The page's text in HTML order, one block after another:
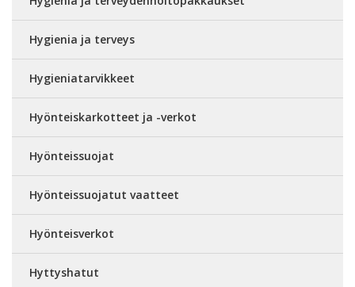
Hygienia ja terveys
Hygieniatarvikkeet
Hyönteiskarkotteet ja -verkot
Hyönteissuojat
Hyönteissuojatut vaatteet
Hyönteisverkot
Hyttyshatut